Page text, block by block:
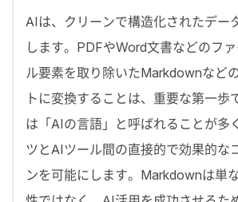
AI は、クリーンで構造化されたデー
します。 PDFやWord文書などのフ
ル要素を取り除いたMarkdownなど
トに変換することは、重要な第一歩
は「AIの言語」と呼ばれることが多
ツとAIツール間の直接的で効果的な
ンを可能にします。 Markdownは単